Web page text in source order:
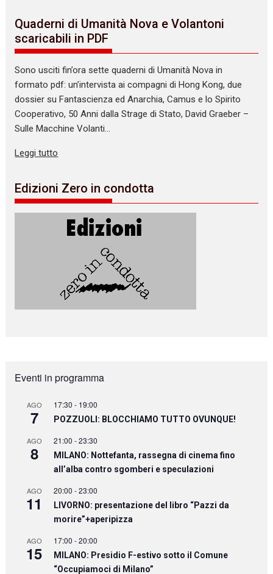
Quaderni di Umanità Nova e Volantoni
scaricabili in PDF
Sono usciti fin’ora sette quaderni di Umanità Nova in
formato pdf: un’intervista ai compagni di Hong Kong, due
dossier su Fantascienza ed Anarchia, Camus e lo Spirito
Cooperativo, 50 Anni dalla Strage di Stato, David Graeber –
Sulle Macchine Volanti…
Leggi tutto
Edizioni Zero in condotta
Eventi in programma
AGO
7
17:30 - 19:00
POZZUOLI: BLOCCHIAMO TUTTO OVUNQUE!
AGO
8
21:00 -23:30
MILANO: Nottefanta, rassegna di cinema fino
all’alba contro sgomberi e speculazioni
AGO
11
20:00 -23:00
LIVORNO: presentazione del libro “Pazzi da
morire”+aperipizza
AGO
15
17:00 -20:00
MILANO: Presidio F-estivo sotto il Comune
“Occupiamoci di Milano”